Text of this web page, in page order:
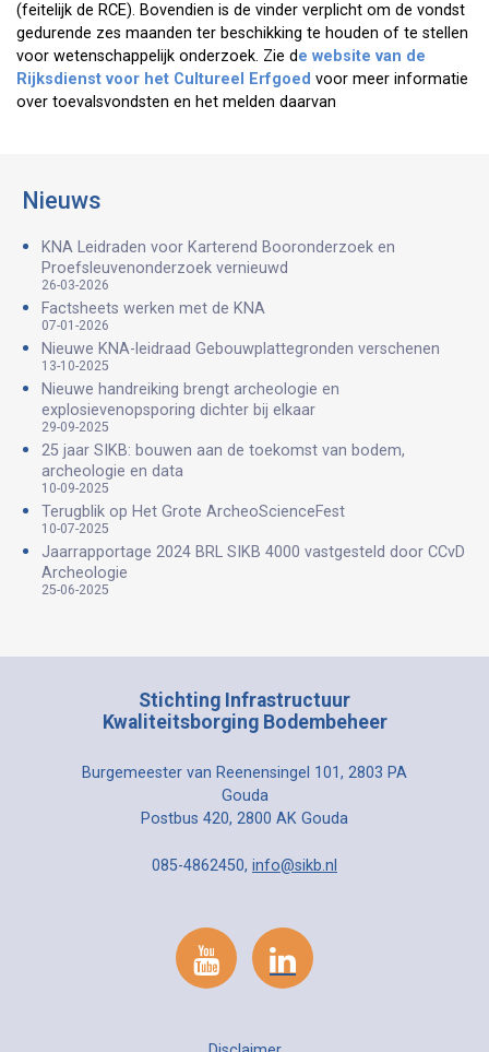
(feitelijk de RCE). Bovendien is de vinder verplicht om de vondst
gedurende zes maanden ter beschikking te houden of te stellen
voor wetenschappelijk onderzoek. Zie de website van de
Rijksdienst voor het Cultureel Erfgoed voor meer informatie
over toevalsvondsten en het melden daarvan
Nieuws
KNA Leidraden voor Karterend Booronderzoek en
Proefsleuvenonderzoek vernieuwd
26-03-2026
Factsheets werken met de KNA
07-01-2026
Nieuwe KNA-leidraad Gebouwplattegronden verschenen
13-10-2025
Nieuwe handreiking brengt archeologie en
explosievenopsporing dichter bij elkaar
29-09-2025
25 jaar SIKB: bouwen aan de toekomst van bodem,
archeologie en data
10-09-2025
Terugblik op Het Grote ArcheoScienceFest
10-07-2025
Jaarrapportage 2024 BRL SIKB 4000 vastgesteld door CCvD
Archeologie
25-06-2025
Stichting Infrastructuur
Kwaliteitsborging Bodembeheer
Burgemeester van Reenensingel 101, 2803 PA
Gouda
Postbus 420, 2800 AK Gouda
085-4862450, info@sikb.nl